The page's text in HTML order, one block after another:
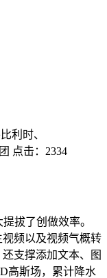
利时、
点击： 2334
拔了创做效率。
频以及视频气概转
支撑添加文本、图
高斯场，累计降水